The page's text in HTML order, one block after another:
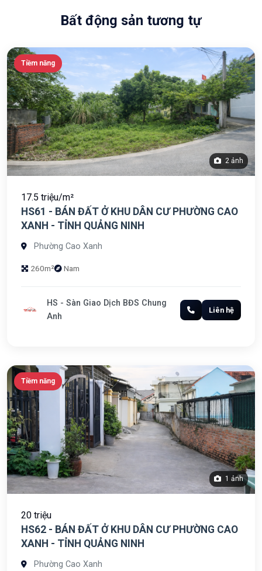
Bất động sản tương tự
Tiềm năng
2 ảnh
17.5 triệu/m²
HS61 - BÁN ĐẤT Ở KHU DÂN CƯ PHƯỜNG CAO
XANH - TỈNH QUẢNG NINH
Phường Cao Xanh
260m² Nam
HS - Sàn Giao Dịch BĐS Chung
Anh
Liên hệ
Tiềm năng
1 ảnh
20 triệu
HS62 - BÁN ĐẤT Ở KHU DÂN CƯ PHƯỜNG CAO
XANH - TỈNH QUẢNG NINH
Phường Cao Xanh